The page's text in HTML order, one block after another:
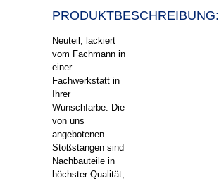
PRODUKTBESCHREIBUNG:
Neuteil, lackiert
vom Fachmann in
einer
Fachwerkstatt in
Ihrer
Wunschfarbe. Die
von uns
angebotenen
Stoßstangen sind
Nachbauteile in
höchster Qualität,